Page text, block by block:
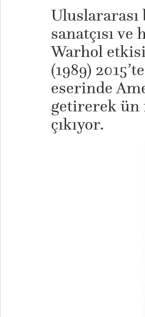
sanatçısı ve
Warhol
(1989)
eserinde
getirerek ün
çıkıyor.